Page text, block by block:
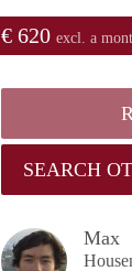
€ 620 excl. a
SEARCH
Max